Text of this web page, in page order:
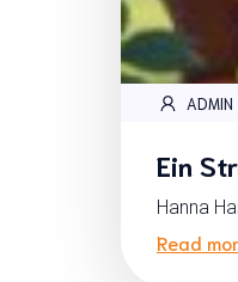
ADMIN
Ein
Hanna
Read